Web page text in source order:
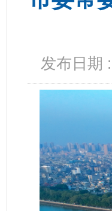
发布日期